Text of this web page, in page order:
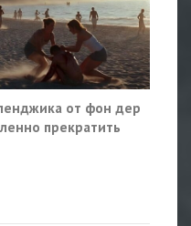
от фон дер
прекратить